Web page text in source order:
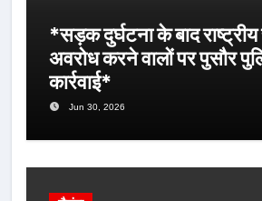
*सड़क दुर्घटना के बाद राष्ट्रीय
अवरोध करने वालों पर पुसौर
कार्रवाई*
Jun 30, 2026